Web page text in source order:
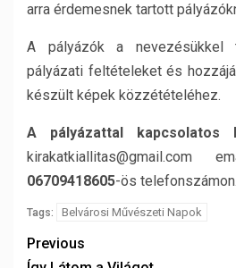
arra érdemesnek tartott
A pályázók a nevezésükkel
pályázati feltételeket és
készült képek közzétételéhez.
A pályázattal kapcsolatos
kirakatkiallitas@gmail.com
06709418605-ös telefonszámon.
Tags: Belvárosi Művészeti Napok
Previous